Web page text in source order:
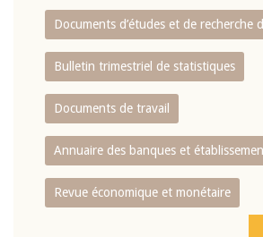
Documents d’études et de recherche
Bulletin trimestriel de statistiques
Documents de travail
Annuaire des banques et
Revue économique et monétaire